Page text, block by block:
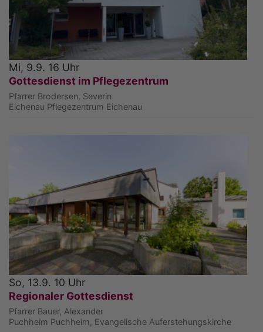
Mi, 9.9. 16 Uhr
Gottesdienst im Pflegezentrum
Pfarrer Brodersen, Severin
Eichenau Pflegezentrum Eichenau
So, 13.9. 10 Uhr
Regionaler Gottesdienst
Pfarrer Bauer, Alexander
Puchheim Puchheim, Evangelische Auferstehungskirche